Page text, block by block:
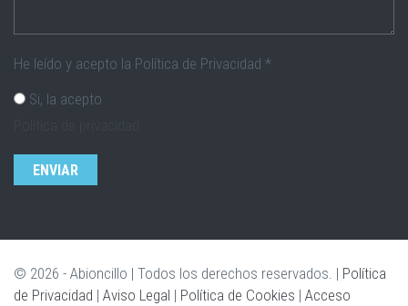
He leído y acepto la Política de Privacidad *
Si, la acepto
CAPTCHA
para
comprobar
© 2026 - Abioncillo | Todos los derechos reservados. | Política
de Privacidad | Aviso Legal | Política de Cookies | Acceso